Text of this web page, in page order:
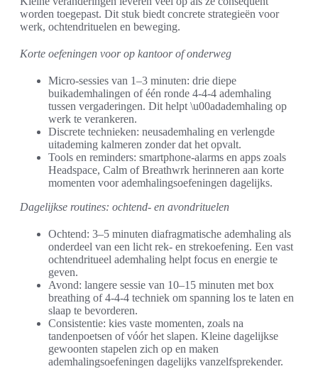
worden toegepast. Dit stuk biedt concrete strategieën voor
werk, ochtendrituelen en beweging.
Korte oefeningen voor op kantoor of onderweg
Micro-sessies van 1–3 minuten: drie diepe
buikademhalingen of één ronde 4-4-4 ademhaling
tussen vergaderingen. Dit helpt \u00adademhaling op
werk te verankeren.
Discrete technieken: neusademhaling en verlengde
uitademing kalmeren zonder dat het opvalt.
Tools en reminders: smartphone-alarms en apps zoals
Headspace, Calm of Breathwrk herinneren aan korte
momenten voor ademhalingsoefeningen dagelijks.
Dagelijkse routines: ochtend- en avondrituelen
Ochtend: 3–5 minuten diafragmatische ademhaling als
onderdeel van een licht rek- en strekoefening. Een vast
ochtendritueel ademhaling helpt focus en energie te
geven.
Avond: langere sessie van 10–15 minuten met box
breathing of 4-4-4 techniek om spanning los te laten en
slaap te bevorderen.
Consistentie: kies vaste momenten, zoals na
tandenpoetsen of vóór het slapen. Kleine dagelijkse
gewoonten stapelen zich op en maken
ademhalingsoefeningen dagelijks vanzelfsprekender.